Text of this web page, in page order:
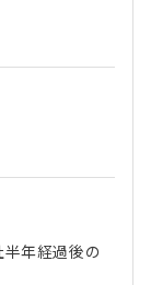
年経過後の